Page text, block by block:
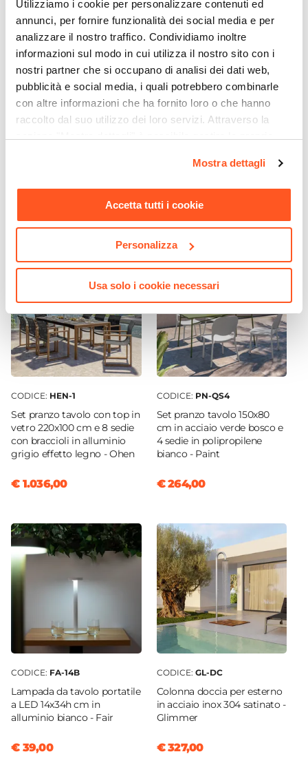
Utilizziamo i cookie per personalizzare contenuti ed
annunci, per fornire funzionalità dei social media e per
analizzare il nostro traffico. Condividiamo inoltre
informazioni sul modo in cui utilizza il nostro sito con i
nostri partner che si occupano di analisi dei dati web,
pubblicità e social media, i quali potrebbero combinarle
con altre informazioni che ha fornito loro o che hanno
raccolto dal suo utilizzo dei loro servizi. Attraverso la
momento. Per maggiori informazioni si invita a leggere la
Mostra dettagli
Accetta tutti i cookie
Personalizza
Usa solo i cookie necessari
bianco e con tetto
€ 482,00
CODICE: HEN-1
Set pranzo tavolo con top in
vetro 220x100 cm e 8 sedie
con braccioli in alluminio
grigio effetto legno - Ohen
€ 1.036,00
CODICE: PN-QS4
Set pranzo tavolo 150x80
cm in acciaio verde bosco e
4 sedie in polipropilene
bianco - Paint
€ 264,00
CODICE: FA-14B
Lampada da tavolo portatile
a LED 14x34h cm in
alluminio bianco - Fair
€ 39,00
CODICE: GL-DC
Colonna doccia per esterno
in acciaio inox 304 satinato -
Glimmer
€ 327,00